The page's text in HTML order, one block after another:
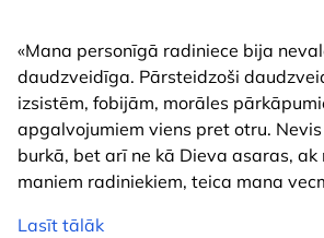
«Mana personīgā radiniece bija
daudzveidīga. Pārsteidzoši
izsistēm, fobijām, morāles
apgalvojumiem viens pret otru.
burkā, bet arī ne kā Dieva asaras, ak
maniem radiniekiem, teica mana
Lasīt tālāk